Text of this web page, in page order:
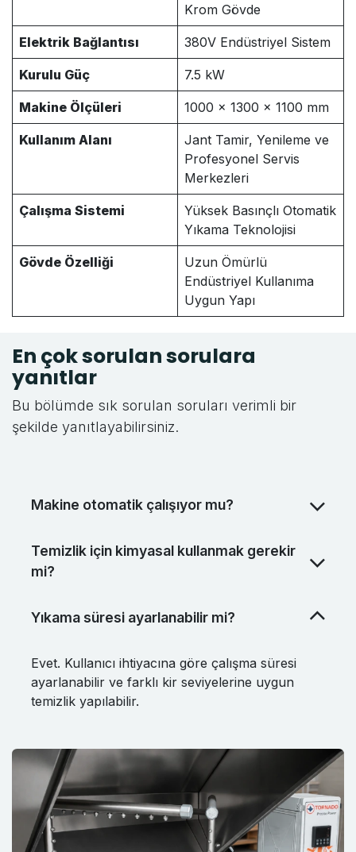
Krom Gövde
Elektrik Bağlantısı 380V Endüstriyel Sistem
Kurulu Güç 7.5 kW
Makine Ölçüleri 1000 × 1300 × 1100 mm
Kullanım Alanı
Jant Tamir, Yenileme ve
Profesyonel Servis
Merkezleri
Çalışma Sistemi
Yüksek Basınçlı Otomatik
Yıkama Teknolojisi
Gövde Özelliği
Uzun Ömürlü
Endüstriyel Kullanıma
Uygun Yapı
En çok sorulan sorulara
yanıtlar
Bu bölümde sık sorulan soruları verimli bir
şekilde yanıtlayabilirsiniz.
Makine otomatik çalışıyor mu?
Temizlik için kimyasal kullanmak gerekir
mi?
Yıkama süresi ayarlanabilir mi?
Evet. Kullanıcı ihtiyacına göre çalışma süresi
ayarlanabilir ve farklı kir seviyelerine uygun
temizlik yapılabilir.